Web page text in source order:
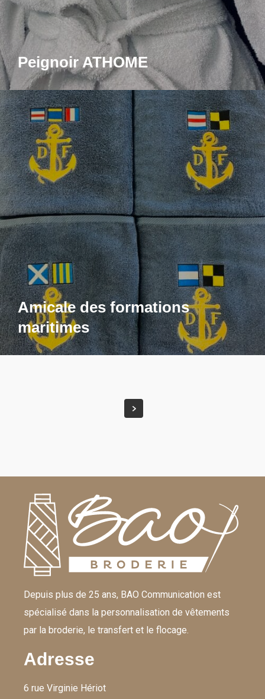
Peignoir ATHOME
Amicale des formations
maritimes
Depuis plus de 25 ans, BAO Communication est
spécialisé dans la personnalisation de vêtements
par la broderie, le transfert et le flocage.
Adresse
6 rue Virginie Hériot